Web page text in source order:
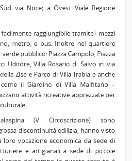
via Noce; a Ovest Viale Regione
raggiungibile tramite i mezzi
metro, e bus. Inoltre nel quartiere
pubblico: Piazza Campolo, Piazza
Uditore, Villa Rosario di Salvo in via
Zisa e Parco di Villa Trabia e anche
il Giardino di Villa Malfitano –
attività ricreative apprezzate per
(V Circoscrizione) sono
discontinuità edilizia, hanno visto
loro vocazione economica da sede di
e artigianali a sede di piccole